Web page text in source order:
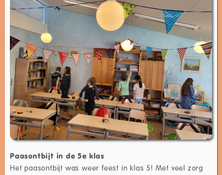
Paasontbijt in de 5e klas
Het paasontbijt was weer feest in klas 5! Met veel zorg